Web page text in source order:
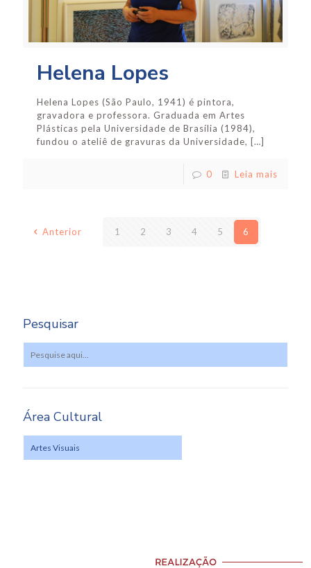
Helena Lopes
Helena Lopes (São Paulo, 1941) é pintora,
gravadora e professora. Graduada em Artes
Plásticas pela Universidade de Brasília (1984),
fundou o ateliê de gravuras da Universidade, […]
0 Leia mais
Anterior 1 2 3 4 5 6
Pesquisar
Área Cultural